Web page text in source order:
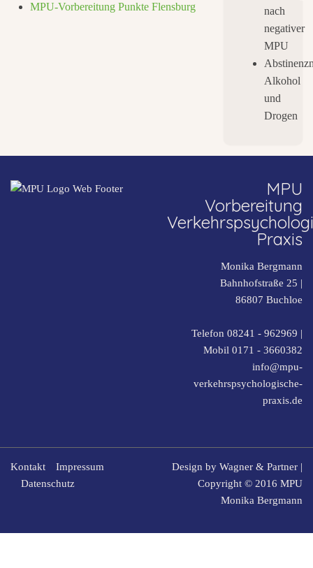
MPU-Vorbereitung Punkte Flensburg
nach
negativer
MPU
Alkohol
und
Drogen
MPU
Vorbereitung
Praxis
Monika Bergmann
Bahnhofstraße 25 |
86807 Buchloe
Telefon 08241 - 962969 |
Mobil 0171 - 3660382
info@mpu-
verkehrspsychologische-
praxis.de
Kontakt
Impressum
Datenschutz
Design by Wagner & Partner |
Copyright © 2016 MPU
Monika Bergmann